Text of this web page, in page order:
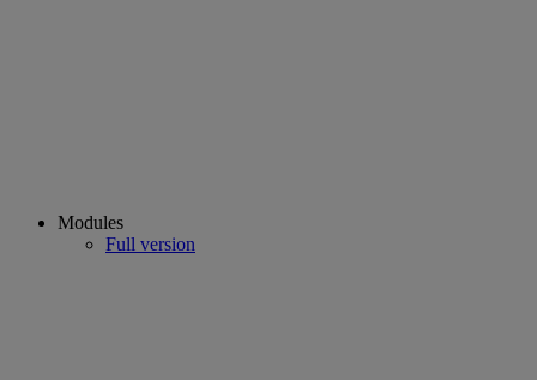
Modules
Full version